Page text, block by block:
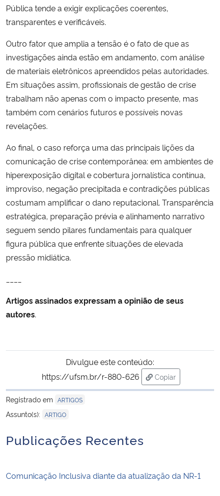
Pública tende a exigir explicações coerentes,
transparentes e verificáveis.
Outro fator que amplia a tensão é o fato de que as
investigações ainda estão em andamento, com análise
de materiais eletrônicos apreendidos pelas autoridades.
Em situações assim, profissionais de gestão de crise
trabalham não apenas com o impacto presente, mas
também com cenários futuros e possíveis novas
revelações.
Ao final, o caso reforça uma das principais lições da
comunicação de crise contemporânea: em ambientes de
hiperexposição digital e cobertura jornalística contínua,
improviso, negação precipitada e contradições públicas
costumam amplificar o dano reputacional. Transparência
estratégica, preparação prévia e alinhamento narrativo
seguem sendo pilares fundamentais para qualquer
figura pública que enfrente situações de elevada
pressão midiática.
Artigos assinados expressam a opinião de seus
autores.
Divulgue este conteúdo:
https://ufsm.br/r-880-626
Copiar
para área de
Registrado em ARTIGOS
Assunto(s): ARTIGO
Publicações Recentes
Comunicação Inclusiva diante da atualização da NR-1